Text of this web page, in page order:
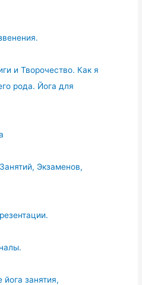
и Творочество. Как я
рода. Йога для
Экзаменов,
занятия,